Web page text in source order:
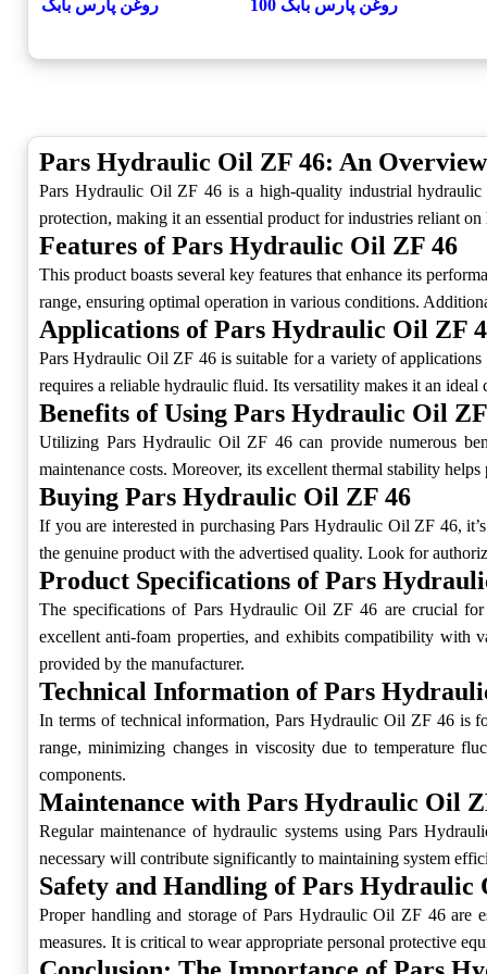
روغن پارس بابک 100 روغن پارس بابک 150
Pars Hydraulic Oil ZF 46: An Overview
Pars Hydraulic Oil ZF 46 is a high-quality industrial
protection, making it an essential product for industries reliant on
Features of Pars Hydraulic Oil ZF 46
This product boasts several key features that enhance its
range, ensuring optimal operation in various conditions.
Applications of Pars Hydraulic Oil ZF
Pars Hydraulic Oil ZF 46 is suitable for a variety of
requires a reliable hydraulic fluid. Its versatility makes it an
Benefits of Using Pars Hydraulic Oil
Utilizing Pars Hydraulic Oil ZF 46 can provide numerous
maintenance costs. Moreover, its excellent thermal stability
Buying Pars Hydraulic Oil ZF 46
If you are interested in purchasing Pars Hydraulic Oil ZF 46,
the genuine product with the advertised quality. Look for
Product Specifications of Pars
The specifications of Pars Hydraulic Oil ZF 46 are crucial for
excellent anti-foam properties, and exhibits compatibility with
provided by the manufacturer.
Technical Information of Pars
In terms of technical information, Pars Hydraulic Oil ZF 46 is
range, minimizing changes in viscosity due to temperature
components.
Maintenance with Pars Hydraulic Oil
Regular maintenance of hydraulic systems using Pars
necessary will contribute significantly to maintaining system
Safety and Handling of Pars Hydraulic
Proper handling and storage of Pars Hydraulic Oil ZF 46 are
measures. It is critical to wear appropriate personal protective